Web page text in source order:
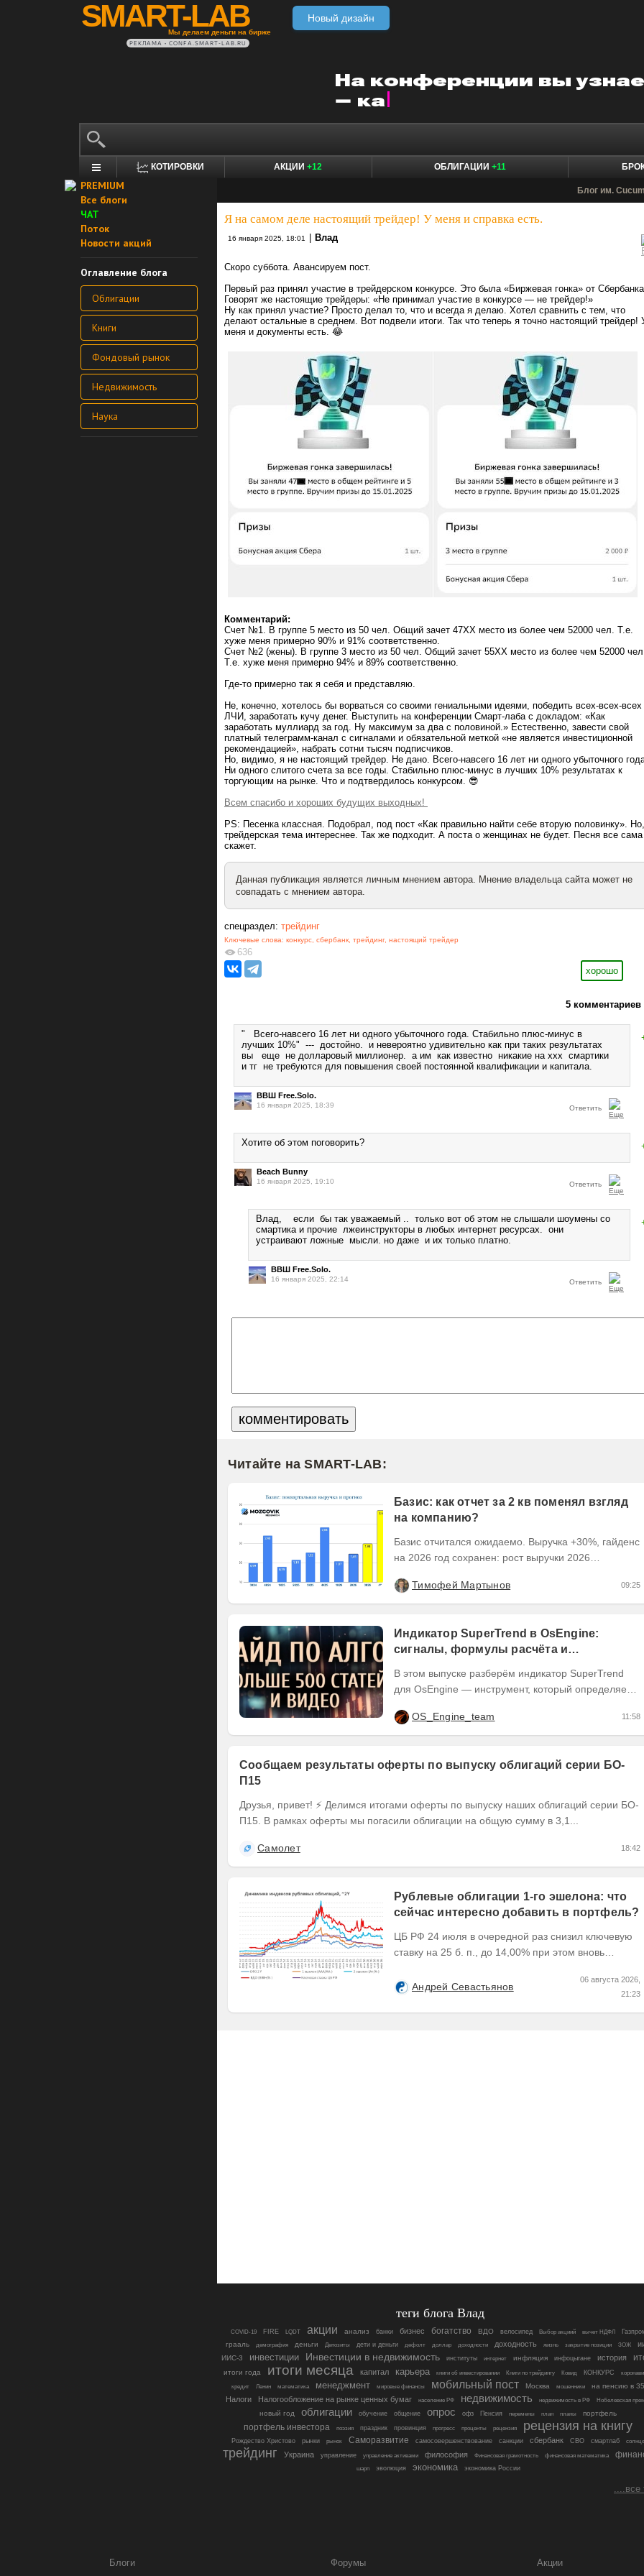
SMART-LAB
Мы делаем деньги на бирже
Новый дизайн
РЕКЛАМА • CONFA.SMART-LAB.RU
КОТИРОВКИ АКЦИИ +12 ОБЛИГАЦИИ +11
PREMIUM
Все блоги
ЧАТ
Поток
Новости акций
Оглавление блога
Облигации
Книги
Фондовый рынок
Недвижимость
Наука
Блог им.
Я на самом деле настоящий трейдер! У меня и справка есть.
16 января 2025, 18:01 Влад
Скоро суббота. Авансируем пост.
Первый раз принял участие в трейдерском конкурсе. Это была «Биржевая гонка» от
Говорят же настоящие трейдеры: «Не принимал участие в конкурсе — не трейдер!»
Ну как принял участие? Просто делал то, что и всегда я делаю. Хотел сравнить с тем, что
делают остальные в среднем. Вот подвели итоги. Так что теперь я точно настоящий трейдер!
меня и документы есть. 😂
Комментарий:
Счет №1. В группе 5 место из 50 чел. Общий зачет 47XX место из более чем 52000 чел. Т.е.
хуже меня примерно 90% и 91% соответственно.
Счет №2 (жены). В группе 3 место из 50 чел. Общий зачет 55XX место из более чем 52000
Т.е. хуже меня примерно 94% и 89% соответственно.
Где-то примерно так я себя и представляю.
Не, конечно, хотелось бы ворваться со своими гениальными идеями, победить всех-всех-всех
ЛЧИ, заработать кучу денег. Выступить на конференции Смарт-лаба с докладом: «Как
заработать муллиард за год. Ну максимум за два с половиной.» Естественно, завести свой
платный телеграмм-канал с сигналами и обязательной меткой «не является инвестиционной
рекомендацией», набрать сотни тысяч подписчиков.
Но, видимо, я не настоящий трейдер. Не дано. Всего-навсего 16 лет ни одного убыточного
Ни одного слитого счета за все годы. Стабильно плюс-минус в лучших 10% результатах к
торгующим на рынке. Что и подтвердилось конкурсом. 😎
Всем спасибо и хороших будущих выходных!
PS: Песенка классная. Подобрал, под пост «Как правильно найти себе вторую половинку». Но,
трейдерская тема интереснее. Так же подходит. А поста о женщинах не будет. Песня все сама
скажет.
Данная публикация является личным мнением автора. Мнение владельца сайта может не
совпадать с мнением автора.
спецраздел: трейдинг
Ключевые слова: конкурс, сбербанк, трейдинг, настоящий трейдер
636
хорошо
5 комментариев
" Всего-навсего 16 лет ни одного убыточного года. Стабильно плюс-минус в
лучших 10%" --- достойно. и невероятно удивительно как при таких результатах
вы еще не долларовый миллионер. а им как известно никакие на ххх смартики
и тг не требуются для повышения своей постоянной квалификации и капитала.
ВВШ Free.Solo.
16 января 2025, 18:39 Ответить
Хотите об этом поговорить?
Beach Bunny
16 января 2025, 19:10 Ответить
Влад, если бы так уважаемый .. только вот об этом не слышали шоумены со
смартика и прочие лжеинструкторы в любых интернет ресурсах. они
устраивают ложные мысли. но даже и их только платно.
ВВШ Free.Solo.
16 января 2025, 22:14 Ответить
Читайте на SMART-LAB:
Базис: как отчет за 2 кв поменял взгляд
на компанию?
Базис отчитался ожидаемо. Выручка +30%, гайденс
на 2026 год сохранен: рост выручки 2026
OIBDA 60%....
Тимофей Мартынов 09:25
Индикатор SuperTrend в OsEngine:
сигналы, формулы расчёта и
В этом выпуске разберём индикатор SuperTrend
для OsEngine — инструмент, который определяет
рыночную...
OS_Engine_team 11:58
Сообщаем результаты оферты по выпуску облигаций серии БО-
П15
Друзья, привет! ⚡️ Делимся итогами оферты по выпуску наших облигаций серии БО-
П15. В рамках оферты мы погасили облигации на общую сумму в 3,1...
Самолет 18:42
Рублевые облигации 1-го эшелона: что
сейчас интересно добавить в портфель?
ЦБ РФ 24 июля в очередной раз снизил ключевую
ставку на 25 б. п., до 14,00% при этом вновь
его...Андрей Севастьянов
06 августа 2026,
21:23
теги блога Влад
COVID-19 FIRE LQDT акции анализ банки бизнес богатство ВДО велосипед Выбор акциий вычет НДФЛ
грааль демография деньги Депозиты дети и деньги дефолт доллар доходности доходность жизнь закрытие позиции ЗОЖ
ИИС-3 инвестиции Инвестиции в недвижимость институты интернет инфляция инфоцыгане история
итоги года итоги месяца капитал карьера книги об инвестировании Книги по трейдингу Ковид КОНКУРС
кредит Ленин математика менеджмент мировые финансы мобильный пост Москва мошенники на пенсию в 35
Налоги Налогообложение на рынке ценных бумаг население РФ недвижимость недвижимость в РФ Нобелевская
новый год облигации обучение общение опрос офз Пенсия перемены план планы портфель
портфель инвестора поэзия праздник провинция прогресс проценты рецензия рецензия на книгу
Рождество Христово рынки рынок Саморазвитие самосовершенствование санкции сбербанк СВО смартлаб солнце
трейдинг Украина управление управление активами философия Финансовая грамотность финансовая математика
шарп эволюция экономика экономика России
....все
Блоги Форумы Акции